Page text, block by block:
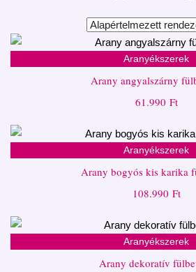
Aranyékszerek
Arany angyalszárny
61.990 Ft
Aranyékszerek
Arany bogyós kis karika
108.990 Ft
Aranyékszerek
Arany dekoratív